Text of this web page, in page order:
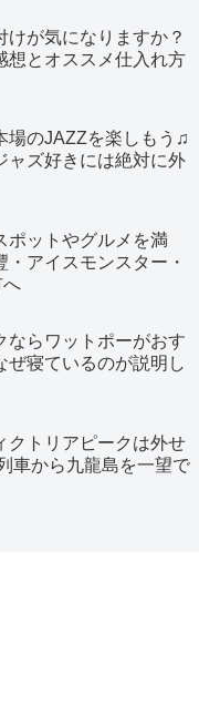
けが気になりますか？
想とオススメ仕入れ方
場のJAZZを楽しもう♫
ャズ好きには絶対に外
ポットやグルメを満
アイスモンスター・
へ
ならワットポーがおす
ぜ寝ているのが説明し
クトリアピークは外せ